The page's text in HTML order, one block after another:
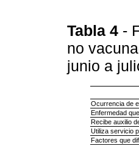
Tabla 4 -
no
junio a
Ocurrencia de
Enfermedad
Recibe auxilio
Utiliza servicio
Factores que